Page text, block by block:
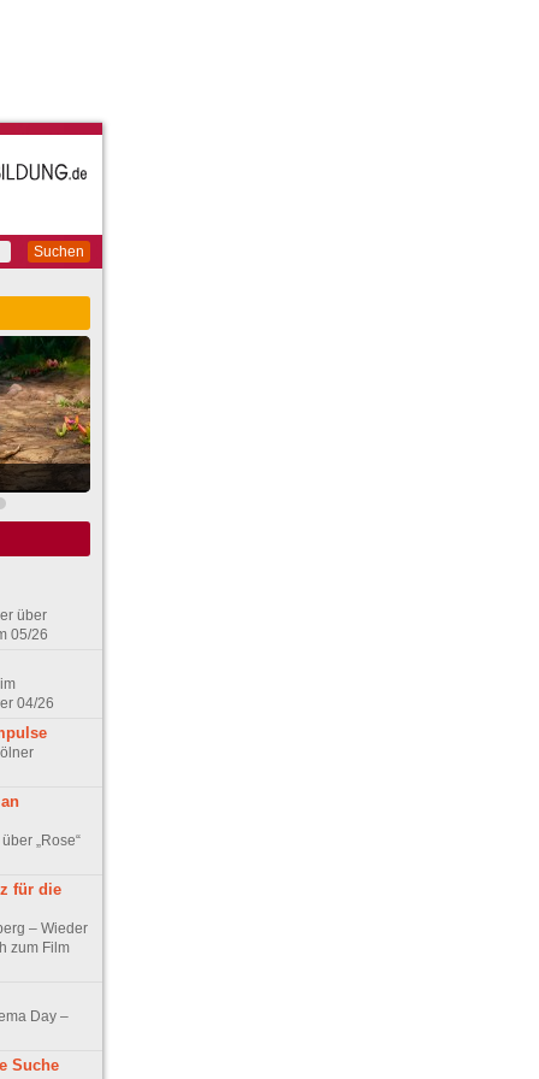
Suchen
über
05/26
04/26
„Rose“
für die
– Wieder
zum Film
Day –
Suche